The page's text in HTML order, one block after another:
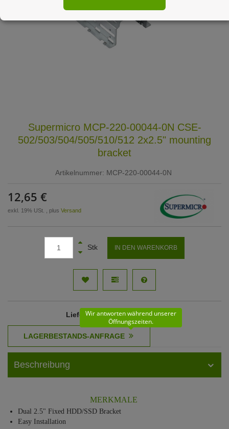
Supermicro MCP-220-00044-0N CSE-
502/503/504/505/510/512 2x2.5" mounting
bracket
Artikelnummer: MCP-220-00044-0N
12,65 €
exkl. 19% USt. , plus Versand
Stk IN DEN WARENKORB
Lieferzeit: 61 - 62 Werktage
Wir antworten während unserer
Öffnungszeiten.
Beschreibung
MERKMALE
Dual 2.5" Fixed HDD/SSD Bracket
Easy Installation